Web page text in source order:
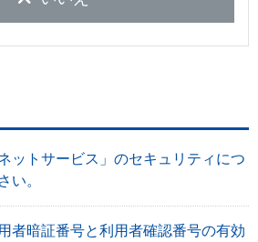
ットサービス」のセキュリティにつ
い。
者暗証番号と利用者確認番号の有効